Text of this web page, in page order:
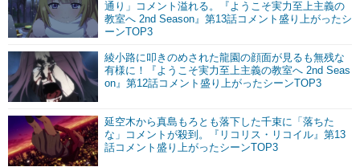
通り」コメント溢れる。『ようこそ実力至上主義の
教室へ 2nd Season』第13話コメント盛り上がったシ
ーンTOP3
綾小路に叩きのめされた龍園の顔面が見るも無残な
有様に！『ようこそ実力至上主義の教室へ 2nd Seas
on』第12話コメント盛り上がったシーンTOP3
延空木から真島もろとも落下した千束に「落ちた
な」コメントが殺到。『リコリス・リコイル』第13
話コメント盛り上がったシーンTOP3